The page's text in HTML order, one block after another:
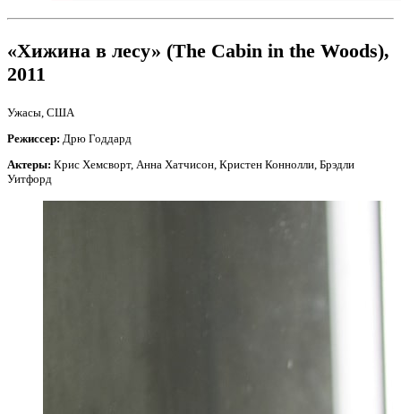
«Хижина в лесу» (The Cabin in the Woods),
2011
Ужасы, США
Режиссер: Дрю Годдард
Актеры: Крис Хемсворт, Анна Хатчисон, Кристен Коннолли, Брэдли
Уитфорд